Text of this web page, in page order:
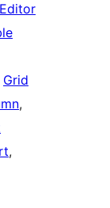
Editor
Grid